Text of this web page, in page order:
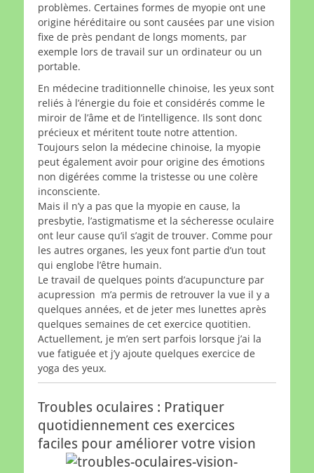
problèmes. Certaines formes de myopie ont une
origine héréditaire ou sont causées par une vision
fixe de près pendant de longs moments, par
exemple lors de travail sur un ordinateur ou un
portable.
En médecine traditionnelle chinoise, les yeux sont
reliés à l’énergie du foie et considérés comme le
miroir de l’âme et de l’intelligence. Ils sont donc
précieux et méritent toute notre attention.
Toujours selon la médecine chinoise, la myopie
peut également avoir pour origine des émotions
non digérées comme la tristesse ou une colère
inconsciente.
Mais il n’y a pas que la myopie en cause, la
presbytie, l’astigmatisme et la sécheresse oculaire
ont leur cause qu’il s’agit de trouver. Comme pour
les autres organes, les yeux font partie d’un tout
qui englobe l’être humain.
Le travail de quelques points d’acupuncture par
acupression m’a permis de retrouver la vue il y a
quelques années, et de jeter mes lunettes après
quelques semaines de cet exercice quotitien.
Actuellement, je m’en sert parfois lorsque j’ai la
vue fatiguée et j’y ajoute quelques exercice de
yoga des yeux.
Troubles oculaires : Pratiquer
quotidiennement ces exercices
faciles pour améliorer votre vision